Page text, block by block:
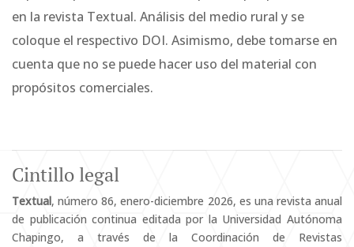
en la revista Textual. Análisis del medio rural y se
coloque el respectivo DOI. Asimismo, debe tomarse en
cuenta que no se puede hacer uso del material con
propósitos comerciales.
Cintillo legal
Textual, número 86, enero-diciembre 2026, es una revista anual
de publicación continua editada por la Universidad Autónoma
Chapingo, a través de la Coordinación de Revistas